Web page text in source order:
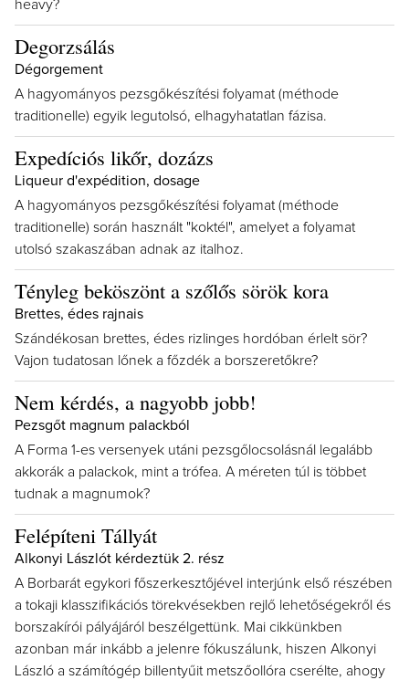
heavy?
Degorzsálás
Dégorgement
A hagyományos pezsgőkészítési folyamat (méthode
traditionelle) egyik legutolsó, elhagyhatatlan fázisa.
Expedíciós likőr, dozázs
Liqueur d'expédition, dosage
A hagyományos pezsgőkészítési folyamat (méthode
traditionelle) során használt "koktél", amelyet a folyamat
utolsó szakaszában adnak az italhoz.
Tényleg beköszönt a szőlős sörök kora
Brettes, édes rajnais
Szándékosan brettes, édes rizlinges hordóban érlelt sör?
Vajon tudatosan lőnek a főzdék a borszeretőkre?
Nem kérdés, a nagyobb jobb!
Pezsgőt magnum palackból
A Forma 1-es versenyek utáni pezsgőlocsolásnál legalább
akkorák a palackok, mint a trófea. A méreten túl is többet
tudnak a magnumok?
Felépíteni Tállyát
Alkonyi Lászlót kérdeztük 2. rész
A Borbarát egykori főszerkesztőjével interjúnk első részében
a tokaji klasszifikációs törekvésekben rejlő lehetőségekről és
borszakírói pályájáról beszélgettünk. Mai cikkünkben
azonban már inkább a jelenre fókuszálunk, hiszen Alkonyi
László a számítógép billentyűit metszőollóra cserélte, ahogy